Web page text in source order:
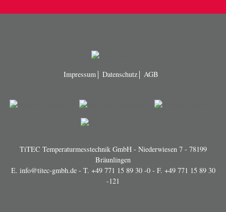
Impressum Datenschutz AGB
TiTEC Temperaturmesstechnik GmbH - Niederwiesen 7 - 78199
Bräunlingen
E. info@titec-gmbh.de- T. +49 771 15 89 30 -0- F. +49 771 15 89 30
-121